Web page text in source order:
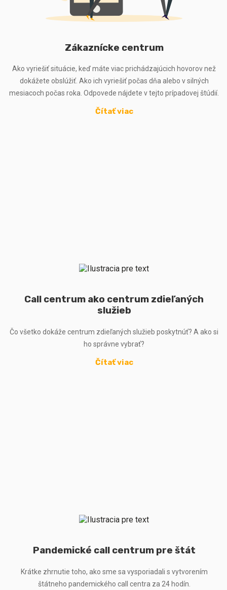
Zákaznícke centrum
Ako vyriešiť situácie, keď máte viac prichádzajúcich hovorov než
dokážete obslúžiť. Ako ich vyriešiť počas dňa alebo v silných
mesiacoch počas roka. Odpovede nájdete v tejto prípadovej štúdií.
Čítať viac
Call centrum ako centrum zdieľaných
služieb
Čo všetko dokáže centrum zdieľaných služieb poskytnúť? A ako si
ho správne vybrať?
Čítať viac
Pandemické call centrum pre štát
Krátke zhrnutie toho, ako sme sa vysporiadali s vytvorením
štátneho pandemického call centra za 24 hodín.